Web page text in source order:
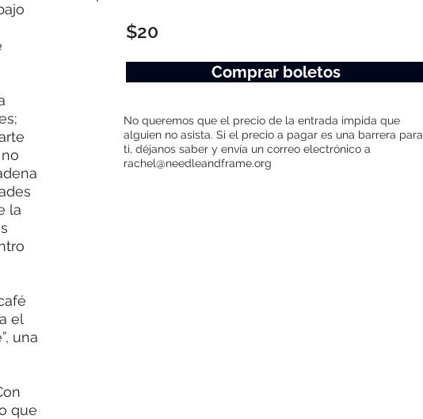
la
el
una
que
$20
Comprar boletos
No queremos que el precio de la entrada impida que
alguien no asista. Si el precio a pagar es una barrera para
ti, déjanos saber y envía un correo electrónico a
rachel@needleandframe.org